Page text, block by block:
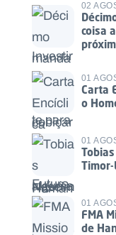
02
coisa
01
Carta
o
01
01
FMA
de